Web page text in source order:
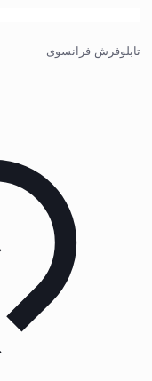
تابلوفرش فرانسوی